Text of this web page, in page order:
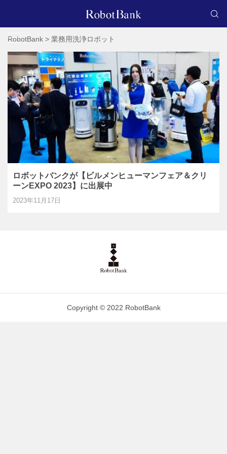
RobotBank > 業務用洗浄ロボット
ロボットバンクが【ビルメンヒューマンフェア＆クリ
ーンEXPO 2023】に出展中
2023年11月17日
Copyright © 2022 RobotBank